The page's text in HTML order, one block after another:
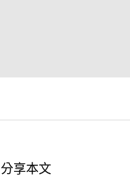
分享本文